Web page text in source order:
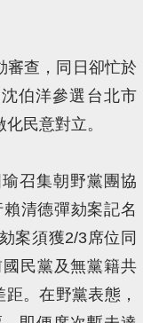
審查，同日卻忙於
伯洋參選台北市
民意對立。
召集朝野黨團協
清德彈劾案記名
案須獲2/3席位同
民黨及無黨籍共
。在野黨表態，